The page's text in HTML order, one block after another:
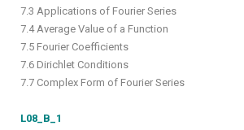
7.3 Applications of Fourier Series
7.4 Average Value of a Function
7.5 Fourier Coefficients
7.6 Dirichlet Conditions
7.7 Complex Form of Fourier Series
L08_B_1